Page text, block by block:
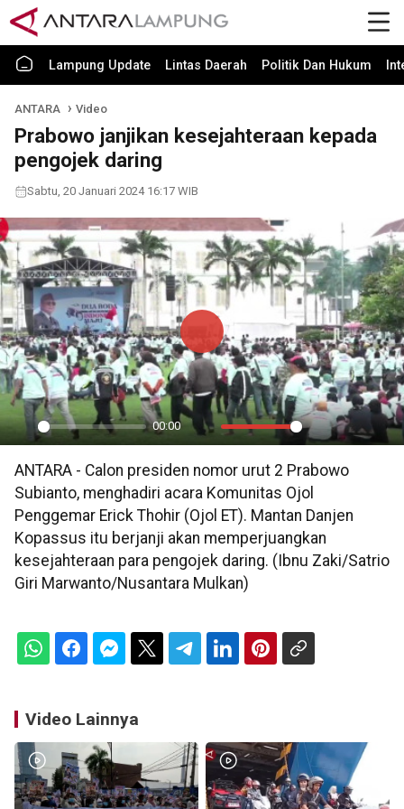
Lampung Update Lintas Daerah Politik Dan Hukum
ANTARA Video
Prabowo janjikan kesejahteraan kepada
pengojek daring
Sabtu, 20 Januari 2024 16:17 WIB
Play
00:00
Mute Settings
PIP
Play
ANTARA - Calon presiden nomor urut 2 Prabowo
Subianto, menghadiri acara Komunitas Ojol
Penggemar Erick Thohir (Ojol ET). Mantan Danjen
Kopassus itu berjanji akan memperjuangkan
kesejahteraan para pengojek daring. (Ibnu Zaki/Satrio
Giri Marwanto/Nusantara Mulkan)
Video Lainnya